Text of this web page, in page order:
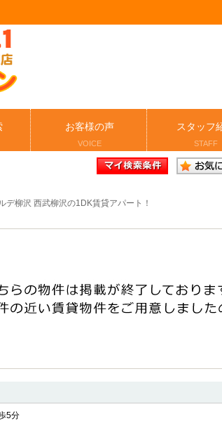
お客様の声
VOICE
スタッフ
STAFF
デ柳沢 西武柳沢の1DK賃貸アパート！
5分